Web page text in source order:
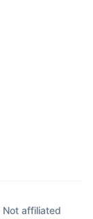
affiliated